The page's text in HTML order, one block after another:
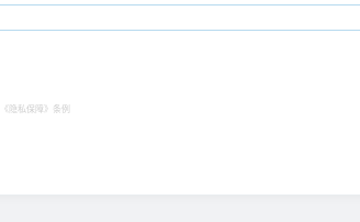
《隐私保障》 条例